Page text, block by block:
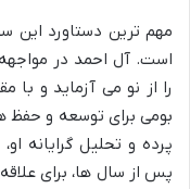
مهم ترین دستاورد این
است. آل احمد در
را از نو می آزماید و با
بومی برای توسعه و حفظ
پرده و تحلیل گرایانه
پس از سال ها، برای